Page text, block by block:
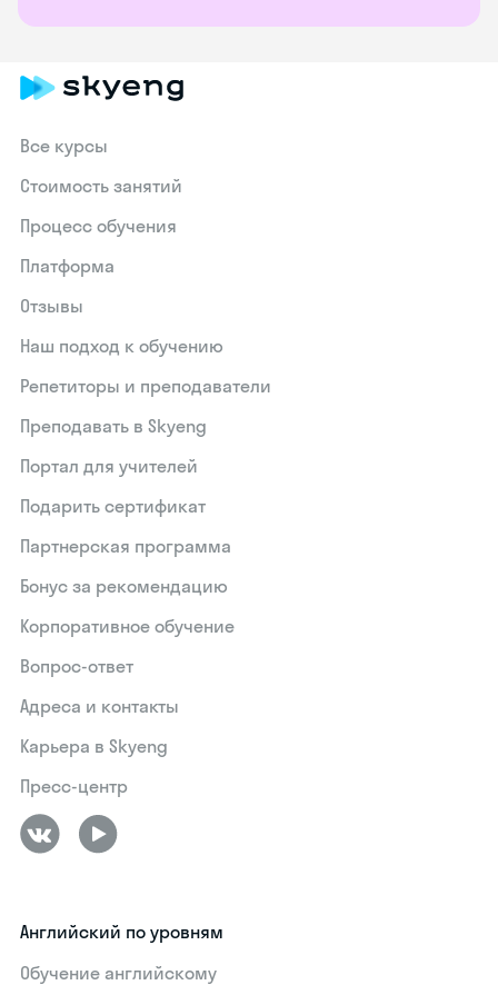
Все курсы
Стоимость занятий
Процесс обучения
Платформа
Отзывы
Наш подход к обучению
Репетиторы и преподаватели
Преподавать в Skyeng
Портал для учителей
Подарить сертификат
Партнерская программа
Бонус за рекомендацию
Корпоративное обучение
Вопрос-ответ
Адреса и контакты
Карьера в Skyeng
Пресс-центр
Английский по уровням
Обучение английскому